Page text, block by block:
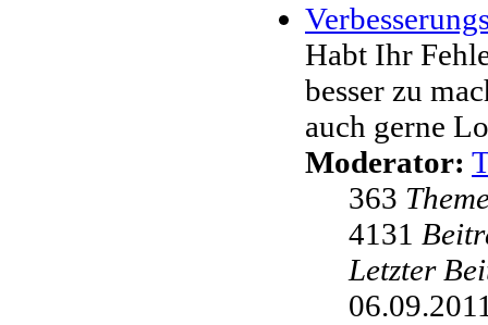
Habt Ihr
besser zu
auch gerne
Moderator:
363
4131
Letzter